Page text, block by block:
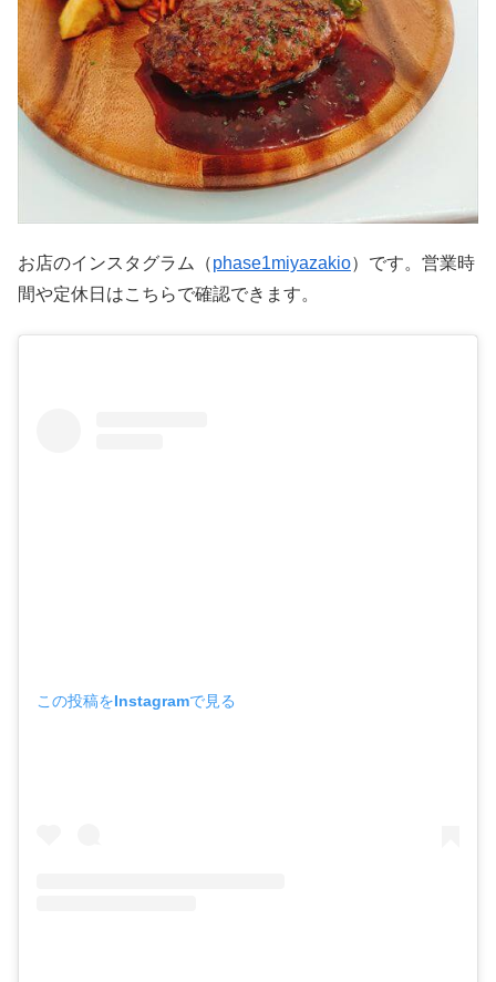
お店のインスタグラム（phase1miyazakio）です。営業時
間や定休日はこちらで確認できます。
この投稿をInstagramで見る